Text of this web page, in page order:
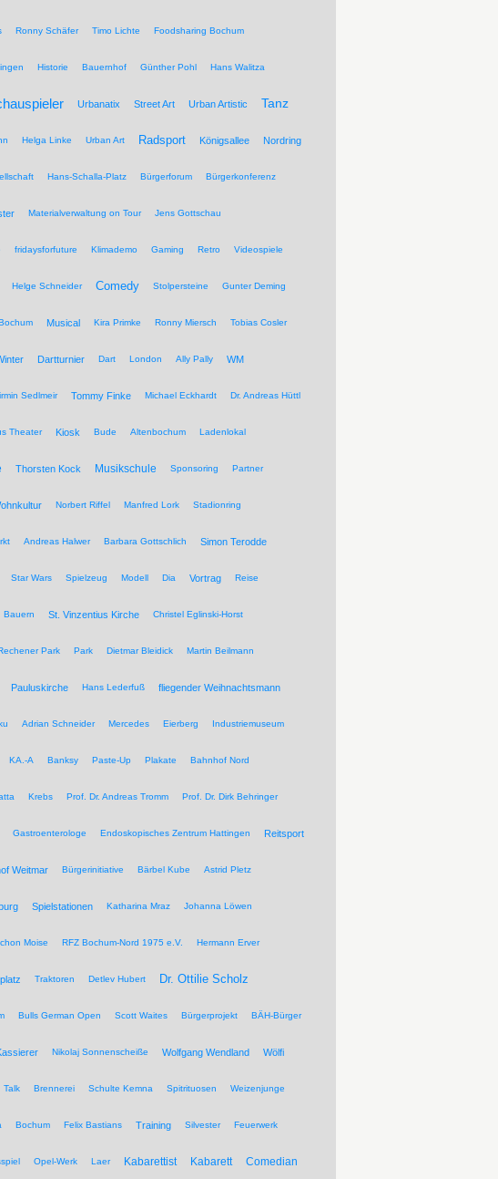
Ronny Schäfer Timo Lichte Foodsharing Bochum
Historie Bauernhof Günther Pohl Hans Walitza
Urbanatix Street Art Urban Artistic Tanz
Helga Linke Urban Art Radsport Königsallee Nordring
Hans-Schalla-Platz Bürgerforum Bürgerkonferenz
Materialverwaltung on Tour Jens Gottschau
fridaysforfuture Klimademo Gaming Retro Videospiele
Helge Schneider Comedy Stolpersteine Gunter Deming
Musical Kira Primke Ronny Miersch Tobias Cosler
Dartturnier Dart London Ally Pally WM
Sedlmeir Tommy Finke Michael Eckhardt Dr. Andreas Hüttl
Theater Kiosk Bude Altenbochum Ladenlokal
Thorsten Kock Musikschule Sponsoring Partner
Norbert Riffel Manfred Lork Stadionring
Andreas Halwer Barbara Gottschlich Simon Terodde
Star Wars Spielzeug Modell Dia Vortrag Reise
Bauern St. Vinzentius Kirche Christel Eglinski-Horst
Park Park Dietmar Bleidick Martin Beilmann
Pauluskirche Hans Lederfuß fliegender Weihnachtsmann
Adrian Schneider Mercedes Eierberg Industriemuseum
KA.-A Banksy Paste-Up Plakate Bahnhof Nord
Krebs Prof. Dr. Andreas Tromm Prof. Dr. Dirk Behringer
Gastroenterologe Endoskopisches Zentrum Hattingen Reitsport
Weitmar Bürgerinitiative Bärbel Kube Astrid Pletz
Spielstationen Katharina Mraz Johanna Löwen
Moise RFZ Bochum-Nord 1975 e.V. Hermann Erver
Traktoren Detlev Hubert Dr. Ottilie Scholz
Bulls German Open Scott Waites Bürgerprojekt BÄH-Bürger
Nikolaj Sonnenscheiße Wolfgang Wendland Wölfi
Talk Brennerei Schulte Kemna Spitrituosen Weizenjunge
Bochum Felix Bastians Training Silvester Feuerwerk
Opel-Werk Laer Kabarettist Kabarett Comedian